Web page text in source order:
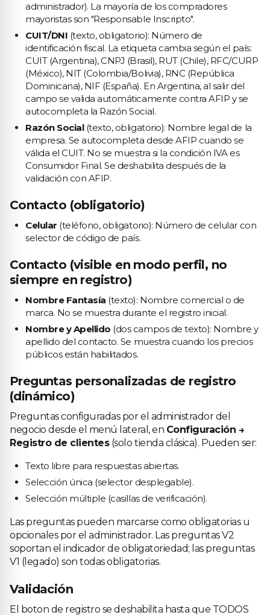
administrador). La mayoría de los compradores
mayoristas son "Responsable Inscripto".
CUIT/DNI (texto, obligatorio): Número de
identificación fiscal. La etiqueta cambia según el país:
CUIT (Argentina), CNPJ (Brasil), RUT (Chile), RFC/CURP
(México), NIT (Colombia/Bolivia), RNC (República
Dominicana), NIF (España). En Argentina, al salir del
campo se valida automáticamente contra AFIP y se
autocompleta la Razón Social.
Razón Social(texto, obligatorio): Nombre legal de la
empresa. Se autocompleta desde AFIP cuando se
válida el CUIT. No se muestra si la condición IVA es
Consumidor Final. Se deshabilita después de la
validación con AFIP.
Contacto (obligatorio)
Celular (teléfono, obligatorio): Número de celular con
selector de código de país.
Contacto (visible en modo perfil, no
siempre en registro)
Nombre Fantasía (texto): Nombre comercial o de
marca. No se muestra durante el registro inicial.
Nombre y Apellido (dos campos de texto): Nombre y
apellido del contacto. Se muestra cuando los precios
públicos están habilitados.
Preguntas personalizadas de registro
(dinámico)
Preguntas configuradas por el administrador del
negocio desde el menú lateral, en Configuración →
Registro de clientes(solo tienda clásica). Pueden ser:
Texto libre para respuestas abiertas.
Selección única (selector desplegable).
Selección múltiple (casillas de verificación).
Las preguntas pueden marcarse como obligatorias u
opcionales por el administrador. Las preguntas V2
soportan el indicador de obligatoriedad; las preguntas
V1 (legado) son todas obligatorias.
Validación
El boton de registro se deshabilita hasta que TODOS